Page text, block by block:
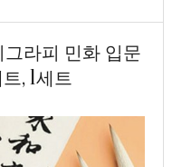
라피 민화 입문
, 1세트